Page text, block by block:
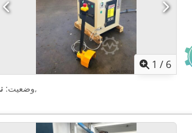
1 / 6
وضعیت:,